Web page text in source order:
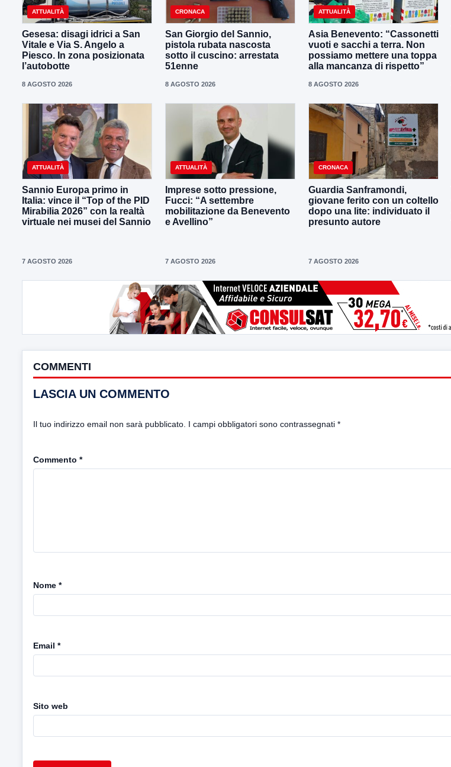
ATTUALITÀ
Gesesa: disagi idrici a San
Vitale e Via S. Angelo a
Piesco. In zona posizionata
l’autobotte
8 AGOSTO 2026
CRONACA
San Giorgio del Sannio,
pistola rubata nascosta
sotto il cuscino: arrestata
51enne
8 AGOSTO 2026
ATTUALITÀ
Asia Benevento: “Cassonetti
vuoti e sacchi a terra. Non
possiamo mettere una toppa
alla mancanza di rispetto”
8 AGOSTO 2026
ATTUALITÀ
Sannio Europa primo in
Italia: vince il “Top of the PID
Mirabilia 2026” con la realtà
virtuale nei musei del Sannio
7 AGOSTO 2026
ATTUALITÀ
Imprese sotto pressione,
Fucci: “A settembre
mobilitazione da Benevento
e Avellino”
7 AGOSTO 2026
CRONACA
Guardia Sanframondi,
giovane ferito con un coltello
dopo una lite: individuato il
presunto autore
7 AGOSTO 2026
COMMENTI
LASCIA UN COMMENTO
Il tuo indirizzo email non sarà pubblicato. I campi obbligatori sono contrassegnati *
Commento *
Nome *
Email *
Sito web